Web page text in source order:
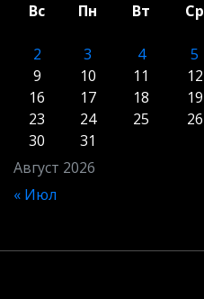
Август 2026
Вс Пн Вт Ср
2
3 4 5
9
10 11 12
16
17 18 19
23
24 25 26
30
31
« Июл